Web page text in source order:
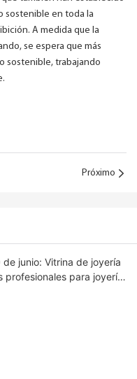
sostenible en toda la
A medida que la
se espera que más
sostenible, trabajando
Próximo
junio: Vitrina de joyería
profesionales para joyería